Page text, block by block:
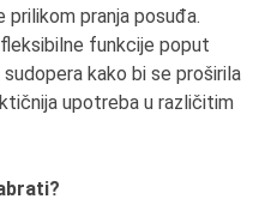
prilikom pranja posuđa.
funkcije poput
kako bi se proširila
upotreba u različitim